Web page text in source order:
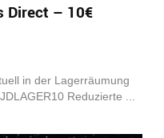
Direct – 10€
in der Lagerräumung
Reduzierte ...